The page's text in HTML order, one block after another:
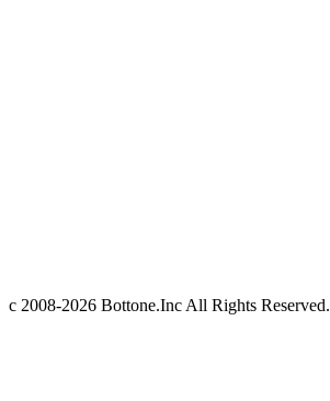
c 2008-2026 Bottone.Inc All Rights Reserved.